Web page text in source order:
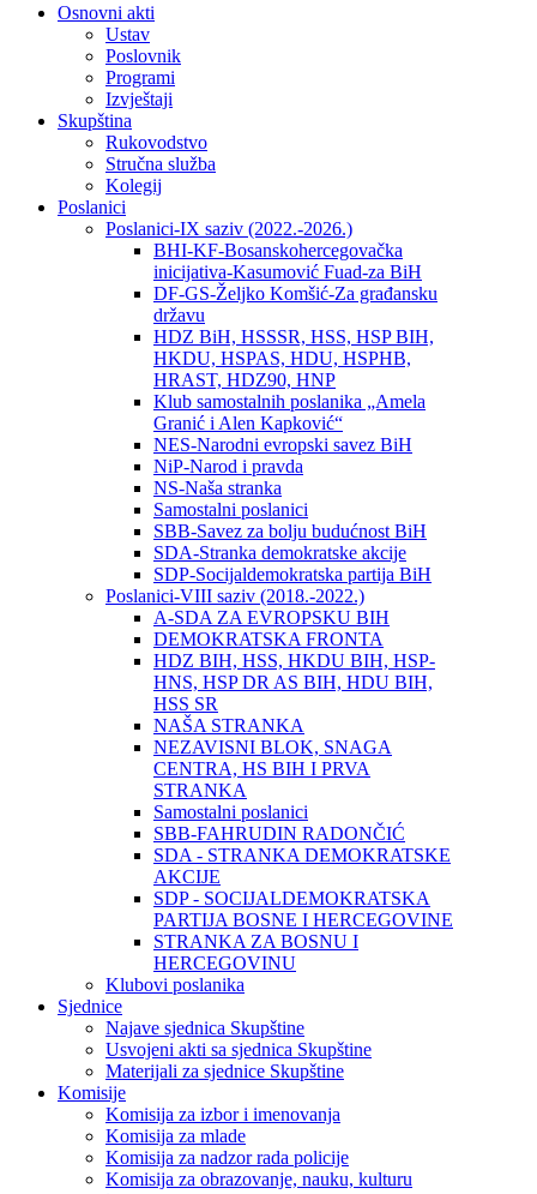
Osnovni akti
Ustav
Poslovnik
Programi
Izvještaji
Skupština
Rukovodstvo
Stručna služba
Kolegij
Poslanici
Poslanici-IX saziv (2022.-2026.)
BHI-KF-Bosanskohercegovačka
inicijativa-Kasumović Fuad-za BiH
DF-GS-Željko Komšić-Za građansku
državu
HDZ BiH, HSSSR, HSS, HSP BIH,
HKDU, HSPAS, HDU, HSPHB,
HRAST, HDZ90, HNP
Klub samostalnih poslanika „Amela
Granić i Alen Kapković“
NES-Narodni evropski savez BiH
NiP-Narod i pravda
NS-Naša stranka
Samostalni poslanici
SBB-Savez za bolju budućnost BiH
SDA-Stranka demokratske akcije
SDP-Socijaldemokratska partija BiH
Poslanici-VIII saziv (2018.-2022.)
A-SDA ZA EVROPSKU BIH
DEMOKRATSKA FRONTA
HDZ BIH, HSS, HKDU BIH, HSP-
HNS, HSP DR AS BIH, HDU BIH,
HSS SR
NAŠA STRANKA
NEZAVISNI BLOK, SNAGA
CENTRA, HS BIH I PRVA
STRANKA
Samostalni poslanici
SBB-FAHRUDIN RADONČIĆ
SDA - STRANKA DEMOKRATSKE
AKCIJE
SDP - SOCIJALDEMOKRATSKA
PARTIJA BOSNE I HERCEGOVINE
STRANKA ZA BOSNU I
HERCEGOVINU
Klubovi poslanika
Sjednice
Najave sjednica Skupštine
Usvojeni akti sa sjednica Skupštine
Materijali za sjednice Skupštine
Komisije
Komisija za izbor i imenovanja
Komisija za mlade
Komisija za nadzor rada policije
Komisija za obrazovanje, nauku, kulturu